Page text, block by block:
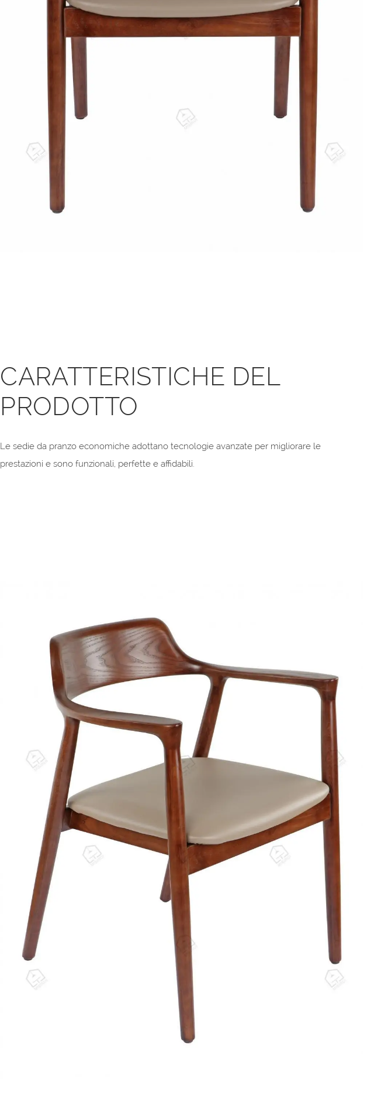
CARATTERISTICHE DEL
PRODOTTO
Le sedie da pranzo economiche adottano tecnologie avanzate per migliorare le
prestazioni e sono funzionali, perfette e affidabili.